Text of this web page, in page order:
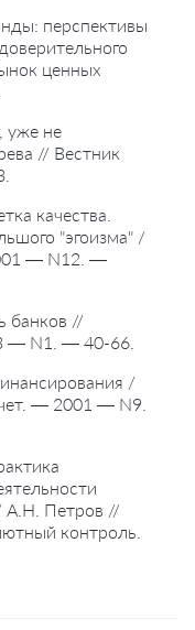
перспективы
ценных
уже не
// Вестник
качества.
"эгоизма" /
— N12. —
банков //
— N1. — 40-66.
/
— 2001 — N9.
А.Н. Петров //
контроль.